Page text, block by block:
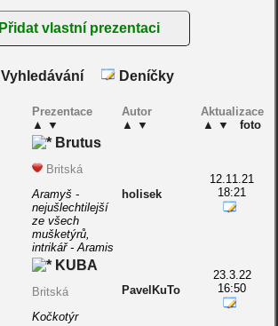
Vyhledávání Deníčky
Prezentace
▲ ▼
Autor
▲ ▼
Aktualizace
▲ ▼ foto
Brutus
Britská
Aramyš -
nejušlechtilejší
ze všech
mušketýrů,
intrikář - Aramis
holisek
12.11.21
18:21
KUBA
Britská
Kočkotýr
PavelKuTo
23.3.22
16:50